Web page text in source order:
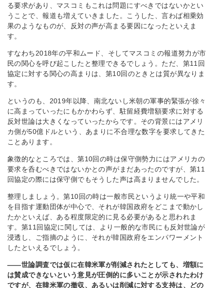
る要求があり、マスコミもこれは問題にすべきではないかとい
うことで、報道も増えていきました。こうした、言わば相乗効
果のようなものが、反対の声が高まる要因になったといえま
す。
すなわち2018年の平和ムード、そしてマスコミの報道努力が市
民の関心を呼び起こしたと整理できるでしょう。ただ、第11回
協定に対する関心の高まりは、第10回のときとは質が異なりま
す。
というのも、2019年以降、南北ないし米朝の軍事的緊張が徐々
に高まっていったにもかかわらず、駐留経費増額要求に対する
反対世論は大きくなっていったからです。その背景にはアメリ
カ側が50億ドルという、あまりに不合理な数字を要求してきた
ことあります。
象徴的なところでは、第10回の時は保守側勢力にはアメリカの
要求を呑むべきではないかとの声がまだあったのですが、第11
回協定の際には保守側でもそうした声は高まりませんでした。
整理しましょう。第10回の時は一般市民というより統一や平和
を目指す運動団体が中心で、それが韓国政府をどこまで動かし
たかといえば、ある程度限定的に見る必要があると思われま
す。第11回協定に関しては、より一般的な市民にも反対世論が
浸透し、ご指摘のように、それが韓国政府をエンパワーメント
したといえるでしょう。
――世論調査では仮に在韓米軍が削減されたとしても、増額に
は賛成できないという意見が圧倒的に多いことが示されたわけ
ですが、在韓米軍の撤収、あるいは削減に対する支持は、どの